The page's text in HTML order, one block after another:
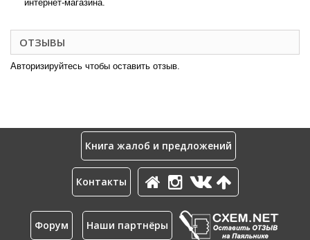
интернет-магазина.
ОТЗЫВЫ
Авторизируйтесь чтобы оставить отзыв.
Книга жалоб и предложений
Контакты
Форум Наши партнёры